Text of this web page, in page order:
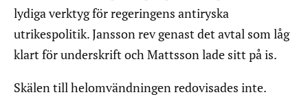
lydiga verktyg för regeringens antiryska
utrikespolitik. Jansson rev genast det avtal som låg
klart för underskrift och Mattsson lade sitt på is.
Skälen till helomvändningen redovisades inte.